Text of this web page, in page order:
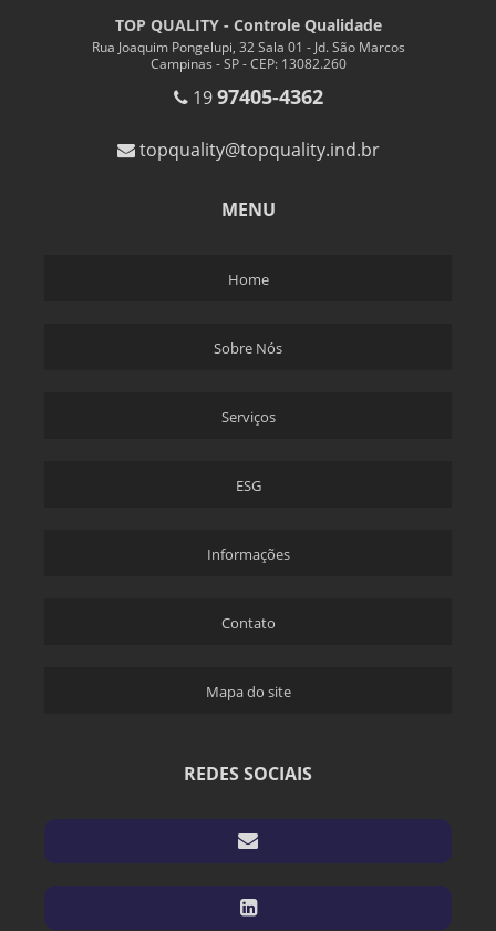
TOP QUALITY - Controle Qualidade
Rua Joaquim Pongelupi, 32 Sala 01 - Jd. São Marcos
Campinas - SP - CEP: 13082.260
1997405-4362
topquality@topquality.ind.br
MENU
Home
Sobre Nós
Serviços
ESG
Informações
Contato
Mapa do site
REDES SOCIAIS